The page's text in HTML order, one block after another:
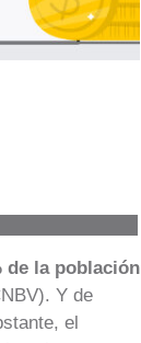
de la población
Y de
el